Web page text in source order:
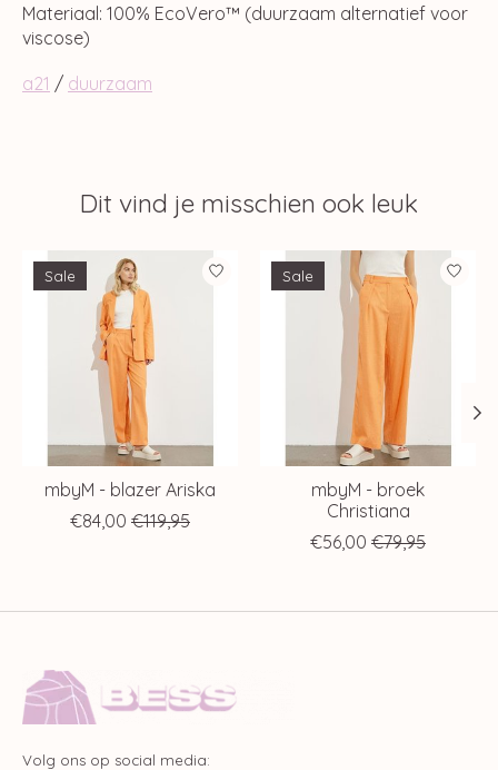
Materiaal: 100% EcoVero™ (duurzaam alternatief voor
viscose)
a21 / duurzaam
Dit vind je misschien ook leuk
Items van productcarrousel
Sale
mbyM - blazer Ariska
€84,00 €119,95
Sale
mbyM - broek
Christiana
€56,00 €79,95
Volg ons op social media: